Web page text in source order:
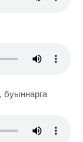
буыннарга